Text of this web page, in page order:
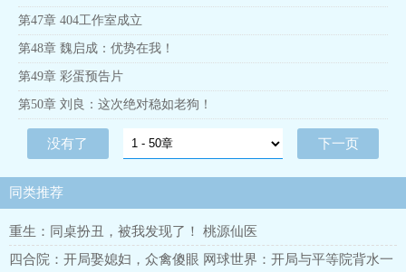
第47章 404工作室成立
第48章 魏启成：优势在我！
第49章 彩蛋预告片
第50章 刘良：这次绝对稳如老狗！
没有了 下一页
同类推荐
重生：同桌扮丑，被我发现了！
桃源仙医
四合院：开局娶媳妇，众禽傻眼 网球世界：开局与平等院背水一